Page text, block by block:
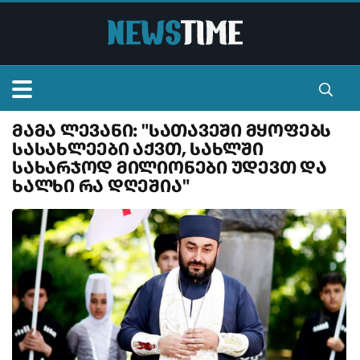
მთავარი
სიალხეები
ვიდეო
ტელევიზია
ვალუტა
კონტაქტი
მამა ლევანი: "სათავეში მყოფებს
სასახლეები აქვთ, სახლში
სახარჯოდ მილიონები უდევთ და
ხალხი რა დღეშია"